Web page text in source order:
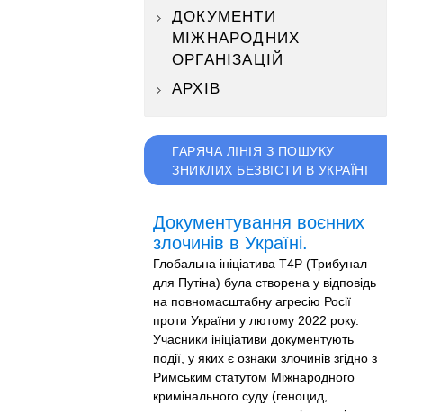
ДОКУМЕНТИ
МІЖНАРОДНИХ
ОРГАНІЗАЦІЙ
АРХІВ
ГАРЯЧА ЛІНІЯ З ПОШУКУ
ЗНИКЛИХ БЕЗВІСТИ В УКРАЇНІ
Документування воєнних
злочинів в Україні.
Глобальна ініціатива T4P (Трибунал
для Путіна) була створена у відповідь
на повномасштабну агресію Росії
проти України у лютому 2022 року.
Учасники ініціативи документують
події, у яких є ознаки злочинів згідно з
Римським статутом Міжнародного
кримінального суду (геноцид,